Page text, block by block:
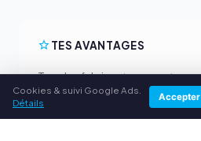
TES AVANTAGES
Tous les fabricants courants
Prix de rachat équitables
Cookies & suivi Google Ads.
Détails
Accepter